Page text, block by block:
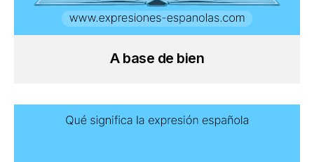
A base de bien